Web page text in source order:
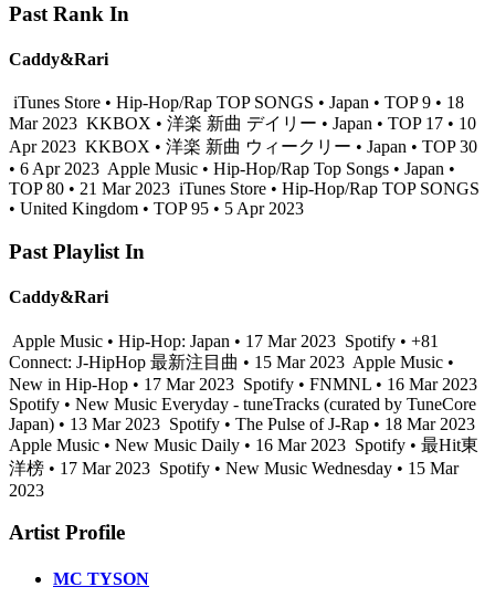
Past Rank In
Caddy&Rari
iTunes Store • Hip-Hop/Rap TOP SONGS • Japan • TOP 9 • 18
Mar 2023 KKBOX • 洋楽 新曲 デイリー • Japan • TOP 17 • 10
Apr 2023 KKBOX • 洋楽 新曲 ウィークリー • Japan • TOP 30
• 6 Apr 2023 Apple Music • Hip-Hop/Rap Top Songs • Japan •
TOP 80 • 21 Mar 2023 iTunes Store • Hip-Hop/Rap TOP SONGS
• United Kingdom • TOP 95 • 5 Apr 2023
Past Playlist In
Caddy&Rari
Apple Music • Hip-Hop: Japan • 17 Mar 2023 Spotify • +81
Connect: J-HipHop 最新注目曲 • 15 Mar 2023 Apple Music •
New in Hip-Hop • 17 Mar 2023 Spotify • FNMNL • 16 Mar 2023
Spotify • New Music Everyday - tuneTracks (curated by TuneCore
Japan) • 13 Mar 2023 Spotify • The Pulse of J-Rap • 18 Mar 2023
Apple Music • New Music Daily • 16 Mar 2023 Spotify • 最Hit東
洋榜 • 17 Mar 2023 Spotify • New Music Wednesday • 15 Mar
2023
Artist Profile
MC TYSON